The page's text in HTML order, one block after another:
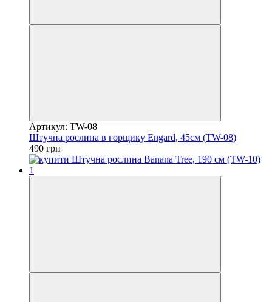
Артикул: TW-08
Штучна рослина в горщику Engard, 45см (TW-08)
490 грн